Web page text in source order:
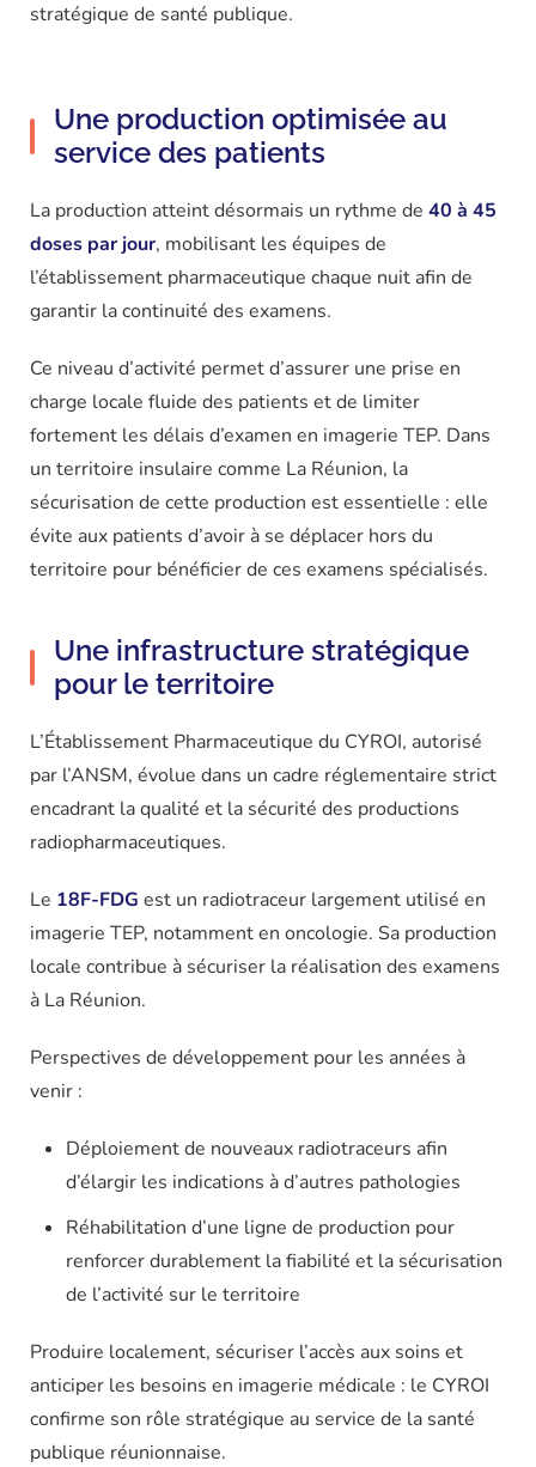
stratégique de santé publique.
Une production optimisée au
service des patients
La production atteint désormais un rythme de 40 à 45
doses par jour, mobilisant les équipes de
l’établissement pharmaceutique chaque nuit afin de
garantir la continuité des examens.
Ce niveau d’activité permet d’assurer une prise en
charge locale fluide des patients et de limiter
fortement les délais d’examen en imagerie TEP. Dans
un territoire insulaire comme La Réunion, la
sécurisation de cette production est essentielle : elle
évite aux patients d’avoir à se déplacer hors du
territoire pour bénéficier de ces examens spécialisés.
Une infrastructure stratégique
pour le territoire
L’Établissement Pharmaceutique du CYROI, autorisé
par l’ANSM, évolue dans un cadre réglementaire strict
encadrant la qualité et la sécurité des productions
radiopharmaceutiques.
Le 18F-FDG est un radiotraceur largement utilisé en
imagerie TEP, notamment en oncologie. Sa production
locale contribue à sécuriser la réalisation des examens
à La Réunion.
Perspectives de développement pour les années à
venir :
Déploiement de nouveaux radiotraceurs afin
d’élargir les indications à d’autres pathologies
Réhabilitation d’une ligne de production pour
renforcer durablement la fiabilité et la sécurisation
de l’activité sur le territoire
Produire localement, sécuriser l’accès aux soins et
anticiper les besoins en imagerie médicale : le CYROI
confirme son rôle stratégique au service de la santé
publique réunionnaise.